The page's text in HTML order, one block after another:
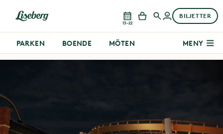
13–22
BILJETTER
PARKEN BOENDE MÖTEN MENY